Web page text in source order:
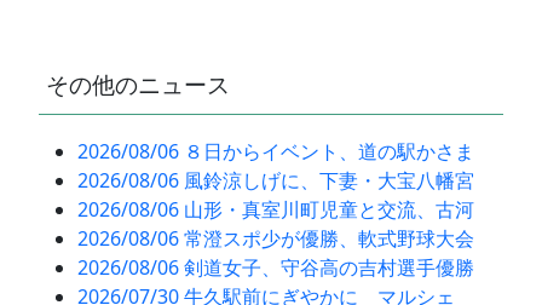
その他のニュース
2026/08/06 ８日からイベント、道の駅かさま
2026/08/06 風鈴涼しげに、下妻・大宝八幡宮
2026/08/06 山形・真室川町児童と交流、古河
2026/08/06 常澄スポ少が優勝、軟式野球大会
2026/08/06 剣道女子、守谷高の吉村選手優勝
2026/07/30 牛久駅前にぎやかに マルシェ